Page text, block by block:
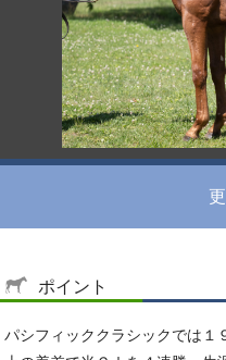
ポイント
パシフィッククラシックでは１